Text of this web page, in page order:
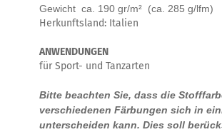
Gewicht ca. 190 gr/m² (ca. 285 g/lfm)
Herkunftsland: Italien
ANWENDUNGEN
für Sport- und Tanzarten
Bitte beachten Sie, dass die
verschiedenen Färbungen sich in
unterscheiden kann. Dies soll